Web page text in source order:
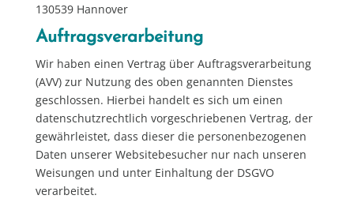
130539 Hannover
Auftragsverarbeitung
Wir haben einen Vertrag über Auftragsverarbeitung
(AVV) zur Nutzung des oben genannten Dienstes
geschlossen. Hierbei handelt es sich um einen
datenschutzrechtlich vorgeschriebenen Vertrag, der
gewährleistet, dass dieser die personenbezogenen
Daten unserer Websitebesucher nur nach unseren
Weisungen und unter Einhaltung der DSGVO
verarbeitet.